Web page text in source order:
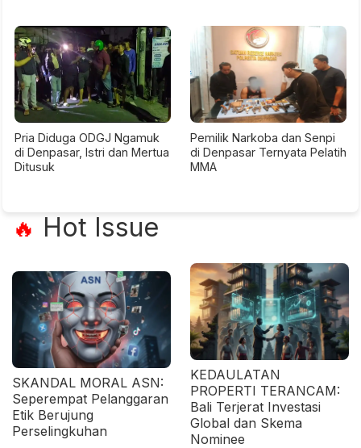
Pria Diduga ODGJ Ngamuk
di Denpasar, Istri dan Mertua
Ditusuk
Pemilik Narkoba dan Senpi
di Denpasar Ternyata Pelatih
MMA
🔥 Hot Issue
SKANDAL MORAL ASN:
Seperempat Pelanggaran
Etik Berujung
Perselingkuhan
KEDAULATAN
PROPERTI TERANCAM:
Bali Terjerat Investasi
Global dan Skema
Nominee